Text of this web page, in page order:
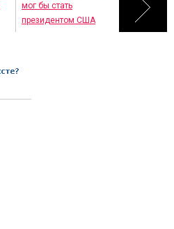
мог бы стать
президентом США